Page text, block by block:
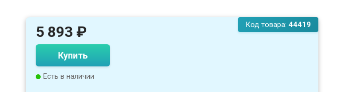
Код товара: 44419
5 893 ₽
Купить
Есть в наличии